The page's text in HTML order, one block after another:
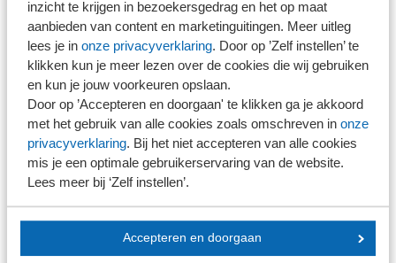
inzicht te krijgen in bezoekersgedrag en het op maat
aanbieden van content en marketinguitingen. Meer uitleg
lees je in onze privacyverklaring. Door op ’Zelf instellen’ te
klikken kun je meer lezen over de cookies die wij gebruiken
en kun je jouw voorkeuren opslaan.
Door op ’Accepteren en doorgaan' te klikken ga je akkoord
met het gebruik van alle cookies zoals omschreven in onze
privacyverklaring. Bij het niet accepteren van alle cookies
mis je een optimale gebruikerservaring van de website.
Lees meer bij ‘Zelf instellen’.
Accepteren en doorgaan
Direct naar
Stel je vaktechnische vraag
Branche in Zicht
Dossiers
Kantoorvinder
Nieuwsbank
Handige links